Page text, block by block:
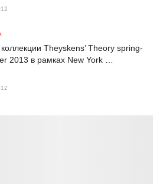
Theyskens’ Theory spring-
2013 в рамках New York …